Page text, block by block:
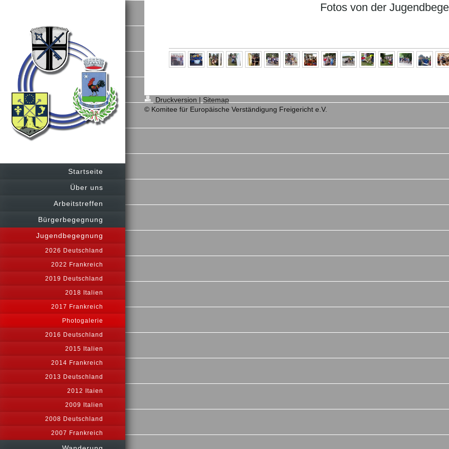
Startseite
Über uns
Arbeitstreffen
Bürgerbegegnung
Jugendbegegnung
2026 Deutschland
2022 Frankreich
2019 Deutschland
2018 Italien
2017 Frankreich
Photogalerie
2016 Deutschland
2015 Italien
2014 Frankreich
2013 Deutschland
2012 Itaien
2009 Italien
2008 Deutschland
2007 Frankreich
Fotos von der
Druckversion | Sitemap
© Komitee für Europäische Verständigung Freigericht e.V.